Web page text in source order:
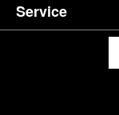
Service